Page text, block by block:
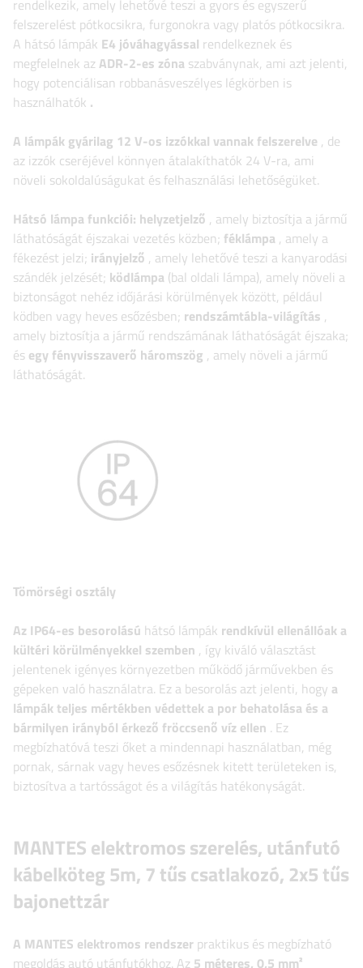
rendelkezik, amely lehetővé teszi a gyors és egyszerű
felszerelést pótkocsikra, furgonokra vagy platós pótkocsikra.
A hátsó lámpák E4 jóváhagyással rendelkeznek és
megfelelnek azADR-2-es zóna szabványnak, ami azt jelenti,
hogy potenciálisan robbanásveszélyes légkörben is
használhatók .
A lámpák gyárilag 12 V-os izzókkal vannak felszerelve , de
az izzók cseréjével könnyen átalakíthatók 24 V-ra, ami
növeli sokoldalúságukat és felhasználási lehetőségüket.
Hátsó lámpa funkciói: helyzetjelző , amely biztosítja a jármű
láthatóságát éjszakai vezetés közben; féklámpa , amely a
fékezést jelzi; irányjelző , amely lehetővé teszi a kanyarodási
szándék jelzését; ködlámpa (bal oldali lámpa), amely növeli a
biztonságot nehéz időjárási körülmények között, például
ködben vagy heves esőzésben; rendszámtábla-világítás ,
amely biztosítja a jármű rendszámának láthatóságát éjszaka;
és egy fényvisszaverő háromszög , amely növeli a jármű
láthatóságát.
Tömörségi osztály
Az IP64-es besorolású hátsó lámpák rendkívül ellenállóak a
kültéri körülményekkel szemben , így kiváló választást
jelentenek igényes környezetben működő járművekben és
gépeken való használatra. Ez a besorolás azt jelenti, hogy a
lámpák teljes mértékben védettek a por behatolása és a
bármilyen irányból érkező fröccsenő víz ellen . Ez
megbízhatóvá teszi őket a mindennapi használatban, még
pornak, sárnak vagy heves esőzésnek kitett területeken is,
biztosítva a tartósságot és a világítás hatékonyságát.
MANTES elektromos szerelés, utánfutó
kábelköteg 5m, 7 tűs csatlakozó, 2x5 tűs
bajonettzár
A MANTES elektromos rendszer praktikus és megbízható
megoldás autó utánfutókhoz. Az 5 méteres, 0,5 mm²